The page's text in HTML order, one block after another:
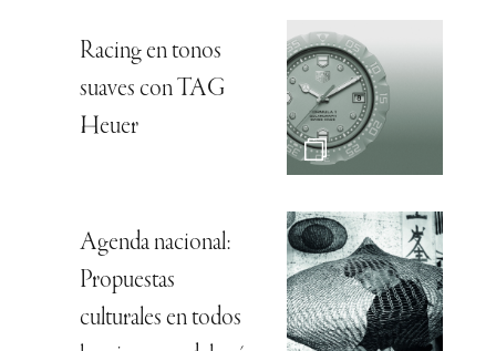
Racing en tonos
suaves con TAG
Heuer
Agenda nacional:
Propuestas
culturales en todos